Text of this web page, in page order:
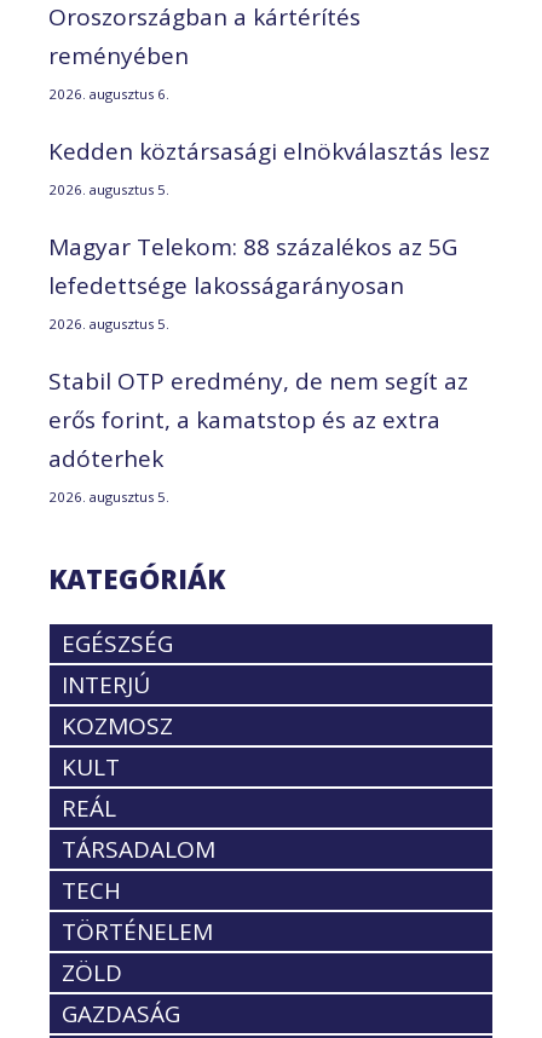
Oroszországban a kártérítés
reményében
2026. augusztus 6.
Kedden köztársasági elnökválasztás lesz
2026. augusztus 5.
Magyar Telekom: 88 százalékos az 5G
lefedettsége lakosságarányosan
2026. augusztus 5.
Stabil OTP eredmény, de nem segít az
erős forint, a kamatstop és az extra
adóterhek
2026. augusztus 5.
KATEGÓRIÁK
EGÉSZSÉG
INTERJÚ
KOZMOSZ
KULT
REÁL
TÁRSADALOM
TECH
TÖRTÉNELEM
ZÖLD
GAZDASÁG